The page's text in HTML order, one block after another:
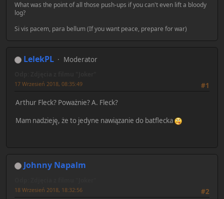
What was the point of all those push-ups if you can't even lift a bloody
log?
Si vis pacem, para bellum (If you want peace, prepare for war)
LelekPL Moderator
#1
17 Wrzesień 2018, 08:35:49
Arthur Fleck? Poważnie? A. Fleck?
Mam nadzieję, że to jedyne nawiązanie do batflecka
Johnny Napalm
#2
18 Wrzesień 2018, 18:32:56